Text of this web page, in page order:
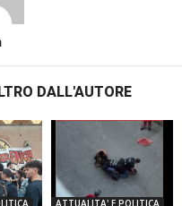
DALL'AUTORE